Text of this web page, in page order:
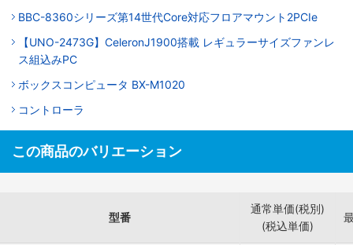
BBC-8360シリーズ第14世代Core対応フロアマウント2PCIe
【UNO-2473G】CeleronJ1900搭載 レギュラーサイズファンレ
ス組込みPC
ボックスコンピュータ BX-M1020
コントローラ
この商品のバリエーション
型番
通常単価(税別)
(税込単価)